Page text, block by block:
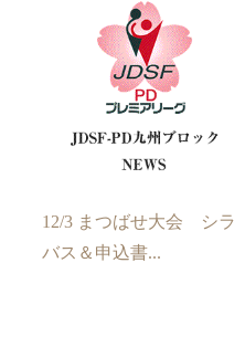
12/3 まつばせ大会 シラ
バス＆申込書...